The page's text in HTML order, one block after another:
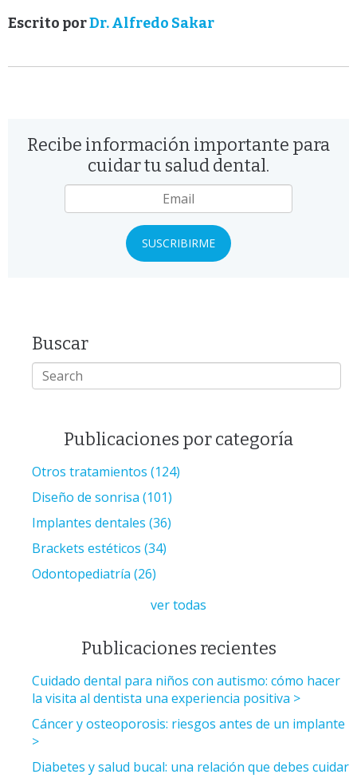
Escrito porDr. Alfredo Sakar
Recibe información importante para
cuidar tu salud dental.
Buscar
Publicaciones por categoría
Otros tratamientos (124)
Diseño de sonrisa (101)
Implantes dentales (36)
Brackets estéticos (34)
Odontopediatría (26)
ver todas
Publicaciones recientes
Cuidado dental para niños con autismo: cómo hacer
la visita al dentista una experiencia positiva
Cáncer y osteoporosis: riesgos antes de un implante
Diabetes y salud bucal: una relación que debes cuidar